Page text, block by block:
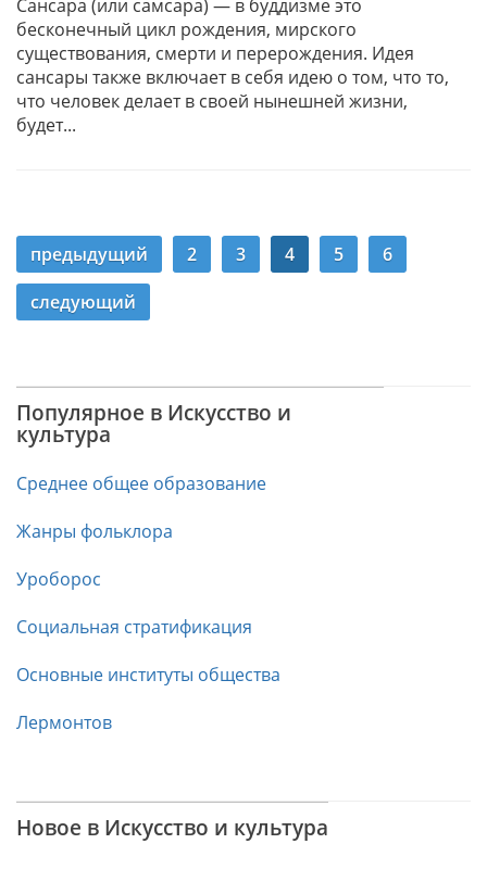
Сансара (или самсара) — в буддизме это
бесконечный цикл рождения, мирского
существования, смерти и перерождения. Идея
сансары также включает в себя идею о том, что то,
что человек делает в своей нынешней жизни,
будет...
предыдущий 2 3 4 5
6
следующий
Популярное в Искусство и
культура
Среднее общее образование
Жанры фольклора
Уроборос
Социальная стратификация
Основные институты общества
Лермонтов
Новое в Искусство и культура